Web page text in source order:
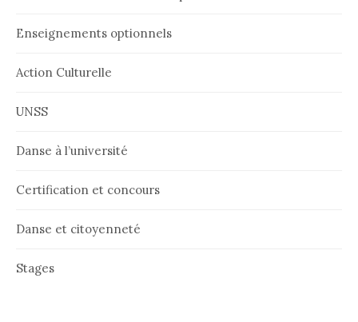
Enseignements optionnels
Action Culturelle
UNSS
Danse à l’université
Certification et concours
Danse et citoyenneté
Stages